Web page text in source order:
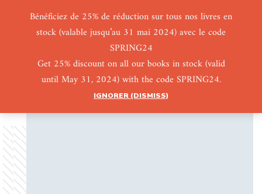
Bénéficiez de 25% de réduction sur tous nos livres en
stock (valable jusqu’au 31 mai 2024) avec le code
SPRING24
Get 25% discount on all our books in stock (valid
until May 31, 2024) with the code SPRING24.
IGNORER (DISMISS)
0 0